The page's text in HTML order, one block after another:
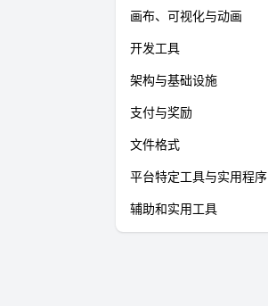
画布、可视化与动画
开发工具
架构与基础设施
支付与奖励
文件格式
平台特定工具与实用程序
辅助和实用工具